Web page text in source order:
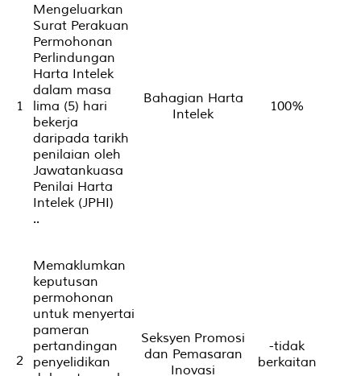
1
Mengeluarkan
Surat Perakuan
Permohonan
Perlindungan
Harta Intelek
dalam masa
lima (5) hari
bekerja
daripada tarikh
penilaian oleh
Jawatankuasa
Penilai Harta
Intelek (JPHI)
..
Bahagian Harta
Intelek
100%
2
Memaklumkan
keputusan
permohonan
untuk menyertai
pameran
pertandingan
penyelidikan
Seksyen Promosi
dan Pemasaran
Inovasi
-tidak
berkaitan